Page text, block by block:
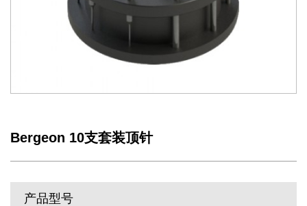
Bergeon 10支套装顶针
产品型号